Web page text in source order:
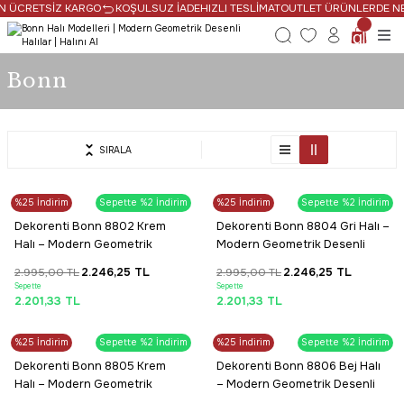
KARGO KOŞULSUZ İADE HIZLI TESLİMATOUTLET ÜRÜNLERDE NET
Bonn
SIRALA
%25 İndirim Sepette %2 İndirim
HIZLI TESLİMAT
SAAT 16:30’a KADAR AYNI GÜN
KARGO
Dekorenti
Dekorenti Bonn 8802 Krem
Halı – Modern Geometrik
2.995,00 TL2.246,25 TL
Sepette
2.201,33 TL
%25 İndirim Sepette %2 İndirim
PROMOSYONLU ÜRÜN
Tüm Alışverişlerde Ücretsiz Kargo
Dekorenti
Dekorenti Bonn 8804 Gri Halı –
Modern Geometrik Desenli
2.995,00 TL2.246,25 TL
Sepette
2.201,33 TL
%25 İndirim Sepette %2 İndirim
SAAT 16:30’a KADAR AYNI GÜN
KARGO
Dekorenti
Dekorenti Bonn 8805 Krem
Halı – Modern Geometrik
%25 İndirim Sepette %2 İndirim
SAAT 16:30’a KADAR AYNI GÜN
KARGO
Dekorenti
Dekorenti Bonn 8806 Bej Halı
– Modern Geometrik Desenli